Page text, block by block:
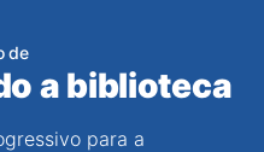
de
a biblioteca
para a